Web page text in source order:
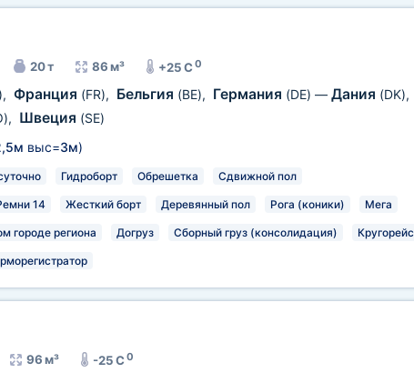
20 т 86 м³ +25 C0
, Франция (FR), Бельгия (BE), Германия (DE) — Дания (DK),
, Швеция (SE)
выс=3м)
Гидроборт Обрешетка Сдвижной пол
14 Жесткий борт Деревянный пол Рога (коники) Мега
городе региона Догруз Сборный груз (консолидация) Кругорейс
96 м³ -25 C0